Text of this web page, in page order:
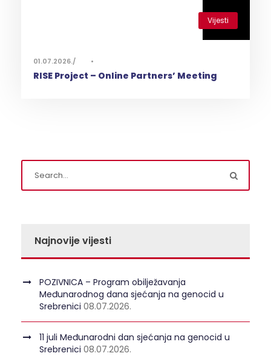
Vijesti
01.07.2026. •
RISE Project – Online Partners’ Meeting
Najnovije vijesti
POZIVNICA – Program obilježavanja
Međunarodnog dana sjećanja na genocid u
Srebrenici 08.07.2026.
11 juli Međunarodni dan sjećanja na genocid u
Srebrenici 08.07.2026.